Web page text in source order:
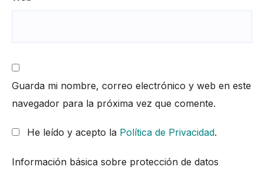
Guarda mi nombre, correo electrónico y web en este
navegador para la próxima vez que comente.
He leído y acepto la Política de Privacidad.
Información básica sobre protección de datos